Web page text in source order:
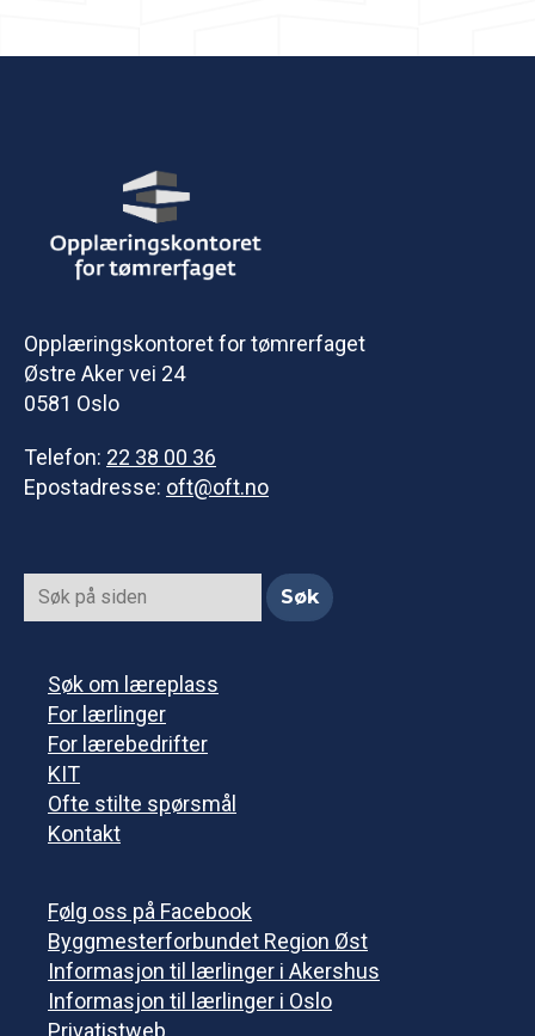
Opplæringskontoret for tømrerfaget
Østre Aker vei 24
0581 Oslo
Telefon: 22 38 00 36
Epostadresse: oft@oft.no
Søk om læreplass
For lærlinger
For lærebedrifter
KIT
Ofte stilte spørsmål
Kontakt
Følg oss på Facebook
Byggmesterforbundet Region Øst
Informasjon til lærlinger i Akershus
Informasjon til lærlinger i Oslo
Privatistweb